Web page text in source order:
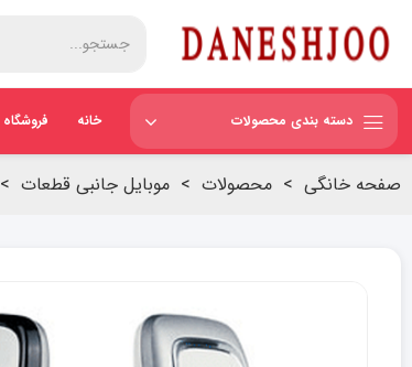
دسته بندی محصولات خانه فروشگاه
صفحه خانگی > محصولات > موبایل جانبی قطعات >